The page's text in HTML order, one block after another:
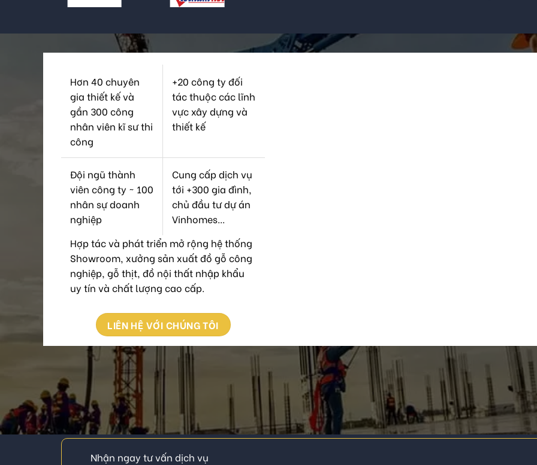
Hơn 40 chuyên
gia thiết kế và
gần 300 công
nhân viên kĩ sư thi
công
+20 công ty đối
tác thuộc các lĩnh
vực xây dựng và
thiết kế
Đội ngũ thành
viên công ty ~ 100
nhân sự doanh
nghiệp
Cung cấp dịch vụ
tới +300 gia đình,
chủ đầu tư dự án
Vinhomes...
Hợp tác và phát triển mở rộng hệ thống
Showroom, xưởng sản xuất đồ gỗ công
nghiệp, gỗ thịt, đồ nội thất nhập khẩu
uy tín và chất lượng cao cấp.
LIÊN HỆ VỚI CHÚNG TÔI
Nhận ngay tư vấn dịch vụ